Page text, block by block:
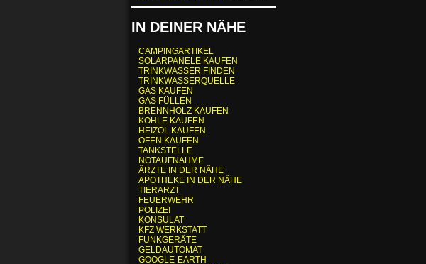
IN DEINER NÄHE
CAMPINGARTIKEL
SOLARPANELE KAUFEN
TRINKWASSER FINDEN
TRINKWASSERQUELLE
GAS KAUFEN
GAS FÜLLEN
BRENNHOLZ KAUFEN
KOHLE KAUFEN
HEIZÖL KAUFEN
OFEN KAUFEN
TANKSTELLE
NOTAUFNAHME
ÄRZTE IN DER NÄHE
APOTHEKE IN DER NÄHE
TIERARZT
FEUERWEHR
POLIZEI
KONSULAT
KFZ WERKSTATT
FUNKGERÄTE
GELDAUTOMAT
GOOGLE-EARTH